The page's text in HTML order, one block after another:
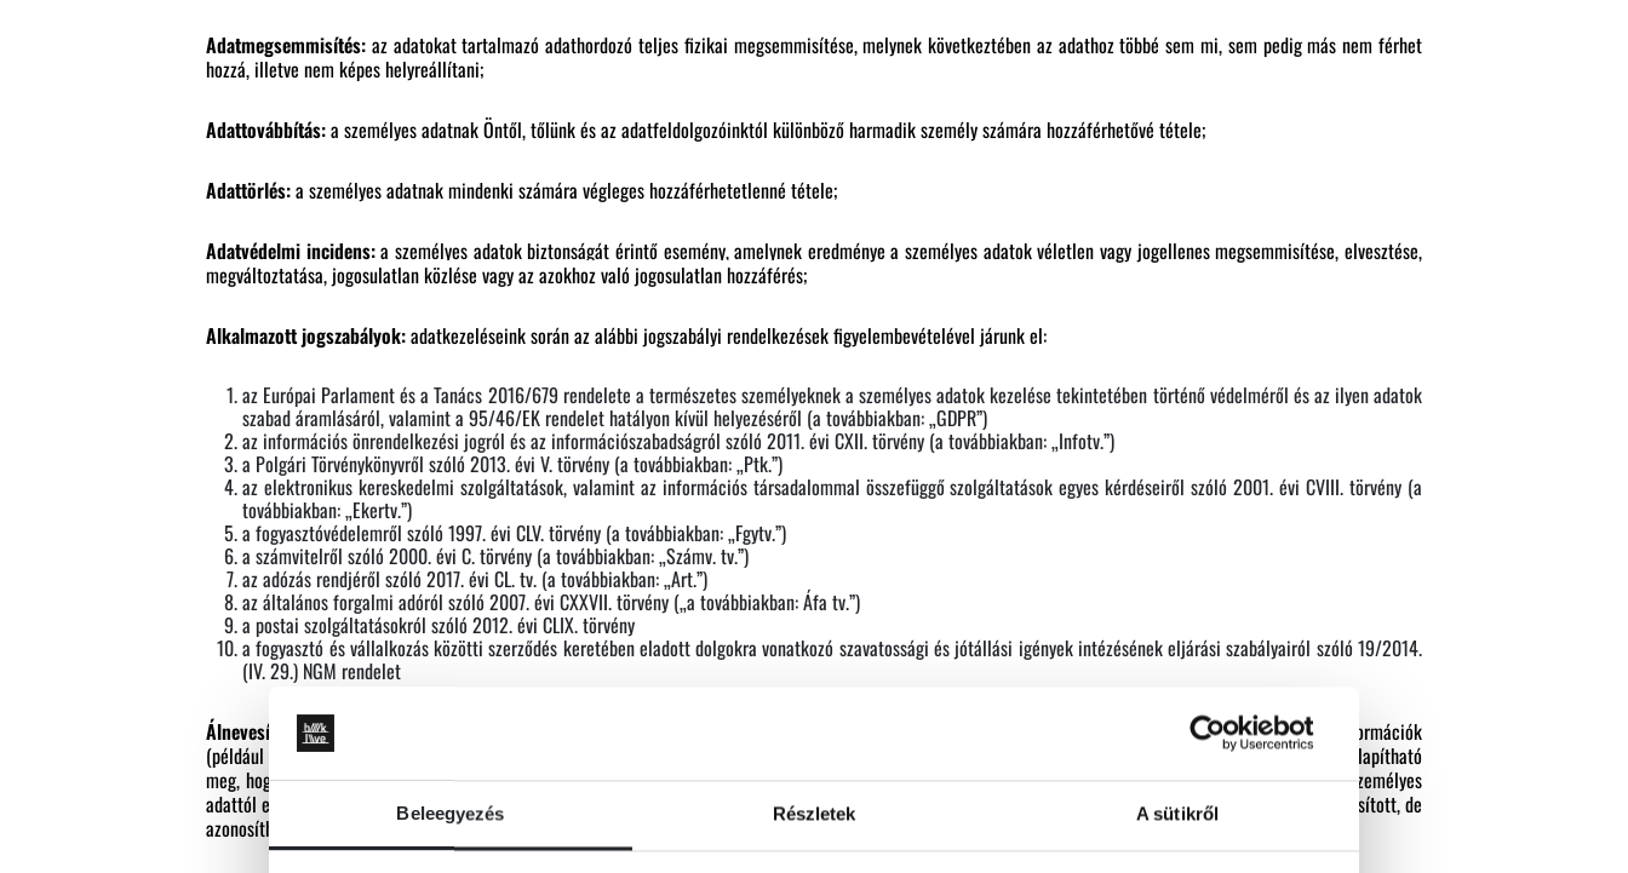
Beleegyezés Részletek A sütikről
Adatmegsemmisítés: az adatokat tartalmazó adathordozó teljes fizikai megsemmisítése, melynek következtében az adathoz többé sem mi, sem pedig más nem férhet
hozzá, illetve nem képes helyreállítani;
Adattovábbítás:a személyes adatnak Öntől, tőlünk és az adatfeldolgozóinktól különböző harmadik személy számára hozzáférhetővé tétele;
Adattörlés:a személyes adatnak mindenki számára végleges hozzáférhetetlenné tétele;
Adatvédelmi incidens:a személyes adatok biztonságát érintő esemény, amelynek eredménye a személyes adatok véletlen vagy jogellenes megsemmisítése, elvesztése,
megváltoztatása, jogosulatlan közlése vagy az azokhoz való jogosulatlan hozzáférés;
Alkalmazott jogszabályok:adatkezeléseink során az alábbi jogszabályi rendelkezések figyelembevételével járunk el:
az Európai Parlament és a Tanács 2016/679 rendelete a természetes személyeknek a személyes adatok kezelése tekintetében történő védelméről és az ilyen adatok
szabad áramlásáról, valamint a 95/46/EK rendelet hatályon kívül helyezéséről (a továbbiakban: „GDPR”)
az információs önrendelkezési jogról és az információszabadságról szóló 2011. évi CXII. törvény (a továbbiakban: „Infotv.”)
a Polgári Törvénykönyvről szóló 2013. évi V. törvény (a továbbiakban: „Ptk.”)
az elektronikus kereskedelmi szolgáltatások, valamint az információs társadalommal összefüggő szolgáltatások egyes kérdéseiről szóló 2001. évi CVIII. törvény (a
továbbiakban: „Ekertv.”)
a fogyasztóvédelemről szóló 1997. évi CLV. törvény (a továbbiakban: „Fgytv.”)
a számvitelről szóló 2000. évi C. törvény (a továbbiakban: „Számv. tv.”)
az adózás rendjéről szóló 2017. évi CL. tv. (a továbbiakban: „Art.”)
az általános forgalmi adóról szóló 2007. évi CXXVII. törvény („a továbbiakban: Áfa tv.”)
a postai szolgáltatásokról szóló 2012. évi CLIX. törvény
a fogyasztó és vállalkozás közötti szerződés keretében eladott dolgokra vonatkozó szavatossági és jótállási igények intézésének eljárási szabályairól szóló 19/2014.
(IV. 29.) NGM rendelet
Álnevesítés:
a személyes adatok olyan módon történő kezelése (például az adat azonosítóval történő helyettesítése), amelynek következtében további információk
(például a személyes adat és a helyette alkalmazott azonosító közötti kapcsolatot megteremtő módszer, eljárás leírása) felhasználása nélkül többé már nem állapítható
meg, hogy a személyes adat mely konkrét természetes személyre vonatkozik, feltéve, hogy az adat és az azonosító közötti kapcsolatot jelentő információt a személyes
adattól elkülönítve tárolják, és megfelelő technikai és szervezési intézkedésekkel biztosított, hogy a korábban már ténylegesen azonosított, vagy még nem azonosított, de
azonosítható természetes személyhez az álnevesített személyes adatot nem lehet hozzákapcsolni;